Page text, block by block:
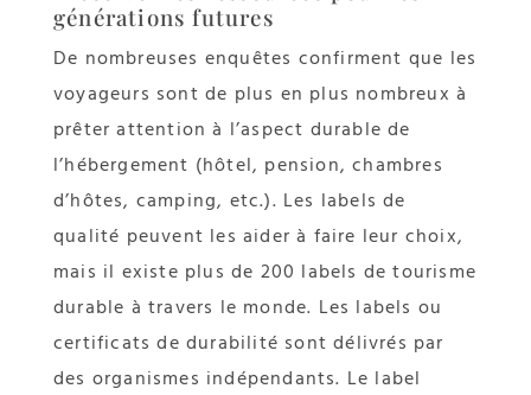
générations futures
De nombreuses enquêtes confirment que les
voyageurs sont de plus en plus nombreux à
prêter attention à l’aspect durable de
l’hébergement (hôtel, pension, chambres
d’hôtes, camping, etc.). Les labels de
qualité peuvent les aider à faire leur choix,
mais il existe plus de 200 labels de tourisme
durable à travers le monde. Les labels ou
certificats de durabilité sont délivrés par
des organismes indépendants. Le label